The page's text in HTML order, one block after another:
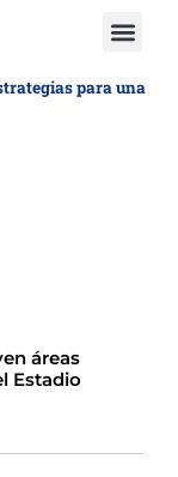
para una
áreas
Estadio